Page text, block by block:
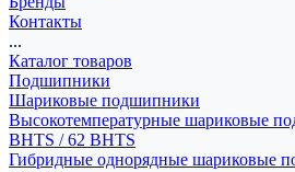
Контакты
...
Каталог товаров
Подшипники
Шариковые подшипники
Высокотемпературные шариковые
BHTS / 62 BHTS
Гибридные однорядные шариковые